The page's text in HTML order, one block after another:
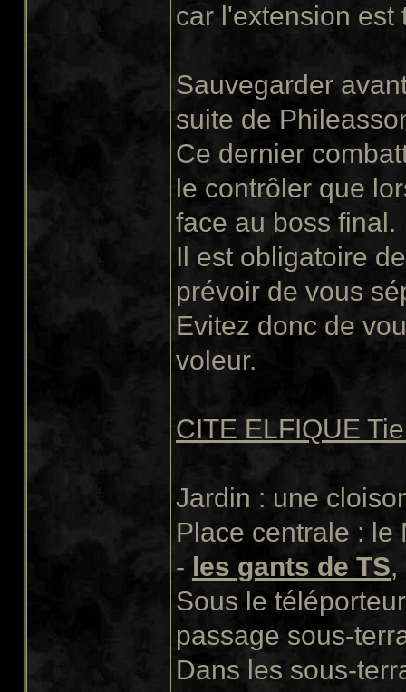
car l'extension est
Sauvegarder
suite de
Ce dernier
le contrôler que
face au boss final.
Il est obligatoire
prévoir de vous
Evitez donc de
voleur.
CITE ELFIQUE
Jardin : une
Place centrale : le
- les gants de TS,
Sous le
passage sous-
Dans les sous-